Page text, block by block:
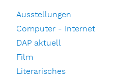
Ausstellungen
Computer - Internet
DAP aktuell
Film
Literarisches